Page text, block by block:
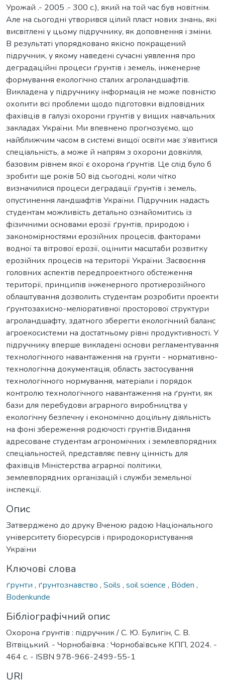
Урожай .- 2005 .- 300 с.), який на той час був новітнім.
Але на сьогодні утворився цілий пласт нових знань, які
висвітлені у цьому підручнику, як доповнення і зміни.
В результаті упорядковано якісно покращений
підручник, у якому наведені сучасні уявлення про
деградаційні процеси ґрунтів і земель, інженерне
формування екологічно сталих агроландшафтів.
Викладена у підручнику інформація не може повністю
охопити всі проблеми щодо підготовки відповідних
фахівців в галузі охорони грунтів у вищих навчальних
закладах України. Ми впевнено прогнозуємо, що
найближчим часом в системі вищої освіти має з’явитися
спеціальність, а може й напрям з охорони довкілля,
базовим рівнем якої є охорона ґрунтів. Це слід було б
зробити ще років 50 від сьогодні, коли чітко
визначилися процеси деградації ґрунтів і земель,
опустинення ландшафтів України. Підручник надасть
студентам можливість детально ознайомитись із
фізичними основами ерозії ґрунтів, природою і
закономірностями ерозійних процесів, факторами
водної та вітрової ерозії, оцінити масштаби розвитку
ерозійних процесів на території України. Засвоєння
головних аспектів передпроектного обстеження
території, принципів інженерного протиерозійного
облаштування дозволить студентам розробити проекти
ґрунтозахисно-меліоративної просторової структури
агроландшафту, здатного зберегти екологічний баланс
агроекосистеми на достатньому рівні продуктивності. У
підручнику вперше викладені основи регламентування
технологічного навантаження на грунти - нормативно-
технологічна документація, область застосування
технологічного нормування, матеріали і порядок
контролю технологічного навантаження на ґрунти, як
бази для перебудови аграрного виробництва у
екологічну безпечну і економічно доцільну діяльність
на фоні збереження родючості грунтів.Видання
адресоване студентам агрономічних і землевпорядних
спеціальностей, представляє певну цінність для
фахівців Міністерства аграрної політики,
землевпорядних організацій і служби земельної
інспекції.
Опис
Затверджено до друку Вченою радою Національного
університету біоресурсів і природокористування
України
Ключові слова
ґрунти , ґрунтознавство , Soils , soil science , Böden ,
Bodenkunde
Бібліографічний опис
Охорона ґрунтів : підручник / С. Ю. Булигін, С. В.
Вітвіцький. - Чорнобаївка : Чорнобаївське КПП, 2024. -
464 с. - ISBN 978-966-2499-55-1
URI